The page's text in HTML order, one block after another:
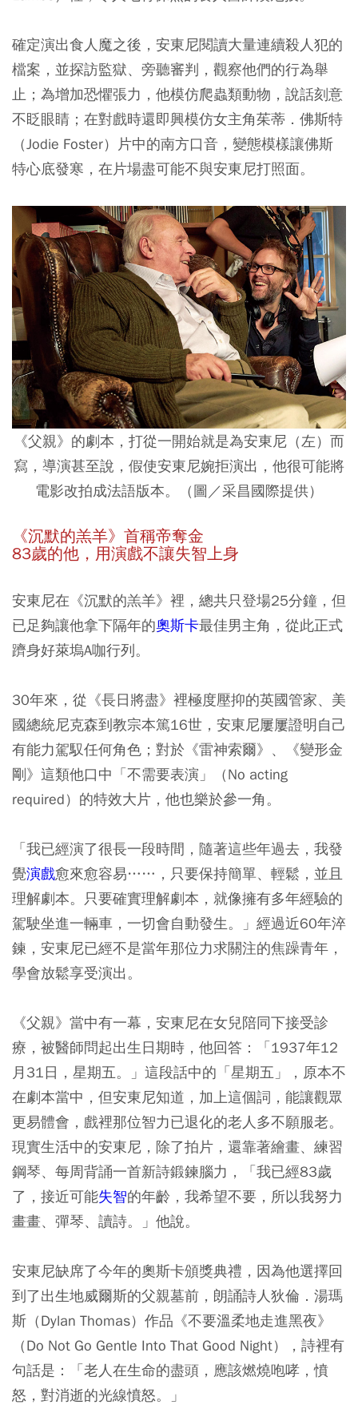
確定演出食人魔之後，安東尼閱讀大量連續殺人犯的
檔案，並探訪監獄、旁聽審判，觀察他們的行為舉
止；為增加恐懼張力，他模仿爬蟲類動物，說話刻意
不眨眼睛；在對戲時還即興模仿女主角茱蒂．佛斯特
（Jodie Foster）片中的南方口音，變態模樣讓佛斯
特心底發寒，在片場盡可能不與安東尼打照面。
《父親》的劇本，打從一開始就是為安東尼（左）而
寫，導演甚至說，假使安東尼婉拒演出，他很可能將
電影改拍成法語版本。（圖／采昌國際提供）
《沉默的羔羊》首稱帝奪金
83歲的他，用演戲不讓失智上身
安東尼在《沉默的羔羊》裡，總共只登場25分鐘，但
已足夠讓他拿下隔年的奧斯卡最佳男主角，從此正式
躋身好萊塢A咖行列。
30年來，從《長日將盡》裡極度壓抑的英國管家、美
國總統尼克森到教宗本篤16世，安東尼屢屢證明自己
有能力駕馭任何角色；對於《雷神索爾》、《變形金
剛》這類他口中「不需要表演」（No acting
required）的特效大片，他也樂於參一角。
「我已經演了很長一段時間，隨著這些年過去，我發
覺演戲愈來愈容易……，只要保持簡單、輕鬆，並且
理解劇本。只要確實理解劇本，就像擁有多年經驗的
駕駛坐進一輛車，一切會自動發生。」經過近60年淬
鍊，安東尼已經不是當年那位力求關注的焦躁青年，
學會放鬆享受演出。
《父親》當中有一幕，安東尼在女兒陪同下接受診
療，被醫師問起出生日期時，他回答：「1937年12
月31日，星期五。」這段話中的「星期五」，原本不
在劇本當中，但安東尼知道，加上這個詞，能讓觀眾
更易體會，戲裡那位智力已退化的老人多不願服老。
現實生活中的安東尼，除了拍片，還靠著繪畫、練習
鋼琴、每周背誦一首新詩鍛鍊腦力，「我已經83歲
了，接近可能失智的年齡，我希望不要，所以我努力
畫畫、彈琴、讀詩。」他說。
安東尼缺席了今年的奧斯卡頒獎典禮，因為他選擇回
到了出生地威爾斯的父親墓前，朗誦詩人狄倫．湯瑪
斯（Dylan Thomas）作品《不要溫柔地走進黑夜》
（Do Not Go Gentle Into That Good Night），詩裡有
句話是：「老人在生命的盡頭，應該燃燒咆哮，憤
怒，對消逝的光線憤怒。」